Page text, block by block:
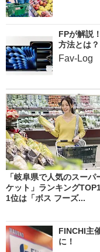
FPが解説
方法とは？
Fav-Log
「岐阜県で人気のスーパ
ケット」ランキング
1位は「ボス フーズ...
FINCHI主
に！